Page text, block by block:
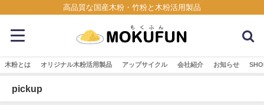
高品質な国産木粉・竹粉と木粉活用製品
木粉とは オリジナル木粉活用製品 アップサイクル 会社紹介 お知らせ
pickup